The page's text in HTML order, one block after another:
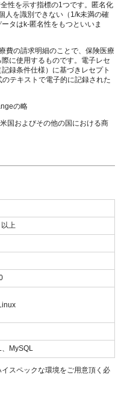
性を示す指標の1つです。匿名化
人を識別できない（1/k未満の確
タはk-匿名性をもつといいま
費の請求明細のことで、保険医療
に使用するものです。電子レセ
録条件仕様）に基づきレセプト
テキストで電子的に記録された
の略
国およびその他の国における商
上
MySQL
スペックな環境をご用意頂く必